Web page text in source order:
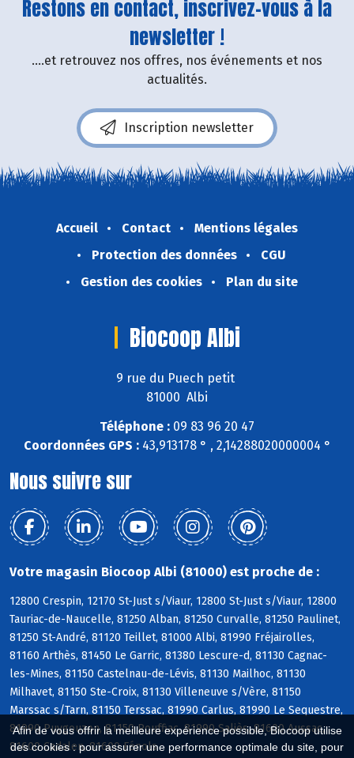
Afin de vous offrir la meilleure expérience possible, Biocoop utilise
des cookies : pour assurer une performance optimale du site, pour
Restons en contact, inscrivez-vous à la
newsletter !
....et retrouvez nos offres, nos événements et nos
actualités.
Inscription newsletter
Accueil Contact
Mentions légales
Protection des données
CGU
Gestion des cookies
Plan du site
Biocoop Albi
9 rue du Puech petit
81000 Albi
Téléphone : 09 83 96 20 47
Coordonnées GPS :43,913178 ° , 2,14288020000004 °
Nous suivre sur
Votre magasin Biocoop Albi (81000) est proche de :
12800 Crespin, 12170 St-Just s/Viaur, 12800 St-Just s/Viaur, 12800
Tauriac-de-Naucelle, 81250 Alban, 81250 Curvalle, 81250 Paulinet,
81250 St-André, 81120 Teillet, 81000 Albi, 81990 Fréjairolles,
81160 Arthès, 81450 Le Garric, 81380 Lescure-d, 81130 Cagnac-
les-Mines, 81150 Castelnau-de-Lévis, 81130 Mailhoc, 81130
Milhavet, 81150 Ste-Croix, 81130 Villeneuve s/Vère, 81150
Marssac s/Tarn, 81150 Terssac, 81990 Carlus, 81990 Le Sequestre,
81990 Puygouzon, 81150 Rouffiac, 81990 Saliès, 81600 Aussac,
81600 Cadalen, 81600 Fénols